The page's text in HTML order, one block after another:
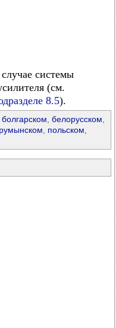
системы
(см.
8.5).
болгарском белорусском
румынском польском